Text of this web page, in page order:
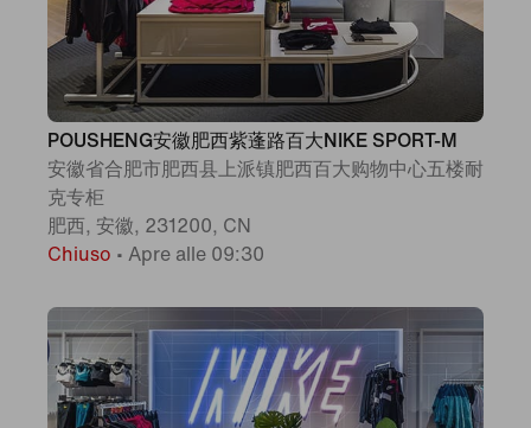
POUSHENG安徽肥西紫蓬路百大NIKE SPORT-M
安徽省合肥市肥西县上派镇肥西百大购物中心五楼耐
克专柜
肥西, 安徽, 231200, CN
Chiuso • Apre alle 09:30